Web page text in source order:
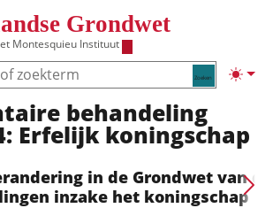
Grondwet
Montesquieu Instituut
Zoeken
verbergen
behandeling
Erfelijk koningschap
in de Grondwet van de
inzake het koningschap